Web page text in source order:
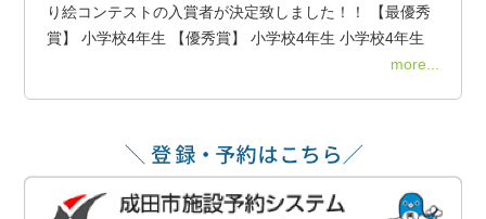
り絵コンテストの入賞者が決定致しました！！ 【最優秀
賞】 小学校4年生 【優秀賞】 小学校4年生 小学校4年生
more...